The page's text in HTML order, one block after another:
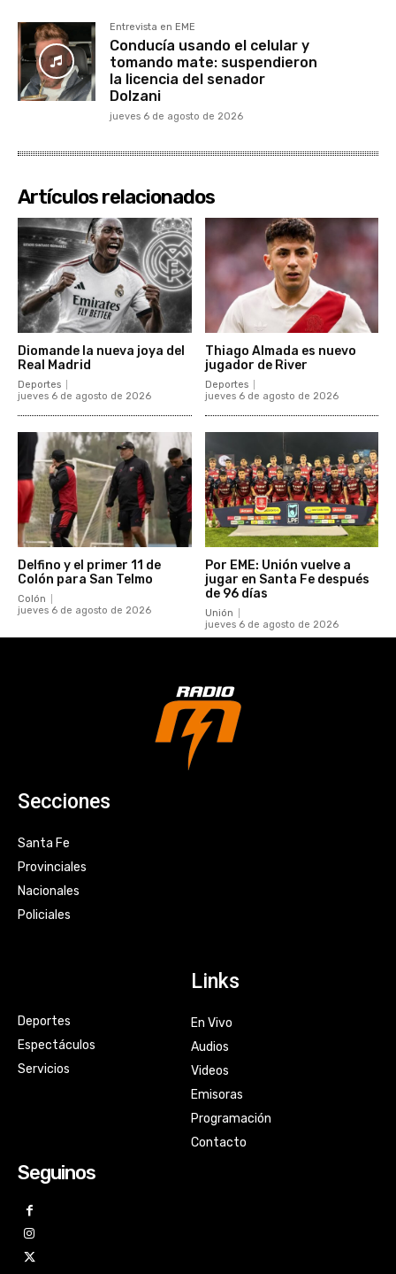
Entrevista en EME
Conducía usando el celular y
tomando mate: suspendieron
la licencia del senador
Dolzani
jueves 6 de agosto de 2026
Artículos relacionados
Diomande la nueva joya del
Real Madrid
Deportes
jueves 6 de agosto de 2026
Thiago Almada es nuevo
jugador de River
Deportes
jueves 6 de agosto de 2026
Delfino y el primer 11 de
Colón para San Telmo
Colón
jueves 6 de agosto de 2026
Por EME: Unión vuelve a
jugar en Santa Fe después
de 96 días
Unión
jueves 6 de agosto de 2026
Secciones
Santa Fe
Provinciales
Nacionales
Policiales
Deportes
Espectáculos
Servicios
Links
En Vivo
Audios
Videos
Emisoras
Programación
Contacto
Seguinos